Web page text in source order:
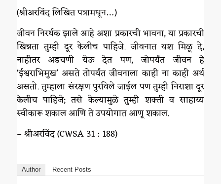
(श्रीअरविंद लिखित पत्रामधून…)
जीवन निरर्थक झाले आहे अशा प्रकारची भावना, या प्रकारची
खिन्नता तुम्ही दूर केलीच पाहिजे. जीवनात यश मिळू दे,
नाहीतर अडचणी येऊ देत पण, जोपर्यंत जीवन हे
‘ईश्वराभिमुख’ असते तोपर्यंत जीवनाला काही ना काही अर्थ
असतो. तुम्हाला संरक्षण पुरविले जाईल पण तुम्ही निराशा दूर
केलीच पाहिजे; तसे केल्यामुळे तुम्ही शक्ती व साहाय्य
स्वीकारू शकाल आणि ते उपयोगात आणू शकाल.
– श्रीअरविंद (CWSA 31 : 188)
Author Recent Posts